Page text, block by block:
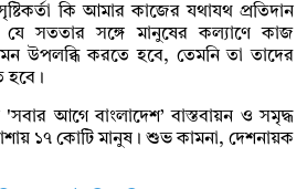
কি আমার কাজের যথাযথ প্রতিদান
সততার সঙ্গে মানুষের কল্যাণে কাজ
উপলব্ধি করতে হবে, তেমনি তা তাদের
হবে।
আগে বাংলাদেশ’ বাস্তবায়ন ও সমৃদ্ধ
১৭ কোটি মানুষ। শুভ কামনা, দেশনায়ক